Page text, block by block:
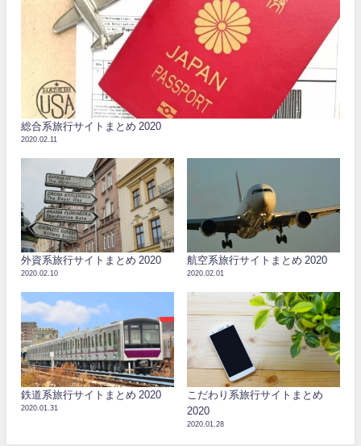
総合系旅行サイトまとめ 2020
2020.02.11
外資系旅行サイトまとめ 2020
2020.02.10
航空系旅行サイトまとめ 2020
2020.02.01
鉄道系旅行サイトまとめ 2020
2020.01.31
こだわり系旅行サイトまとめ
2020
2020.01.28